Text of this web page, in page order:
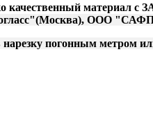
качественный
ООО
погонным метром